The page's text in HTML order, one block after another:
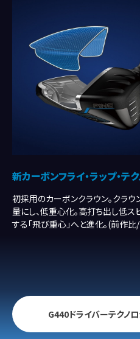
新カーボンフライ・ラップ・テ
初採用のカーボンクラウン。クラ
量にし、低重心化。高打ち出し低ス
する「飛び重心」へと進化。(前作
G440ドライバーテクノ